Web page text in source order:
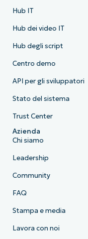
Hub IT
Hub dei video IT
Hub degli script
Centro demo
API per gli sviluppatori
Stato del sistema
Trust Center
Azienda
Chi siamo
Leadership
Community
FAQ
Stampa e media
Lavora con noi